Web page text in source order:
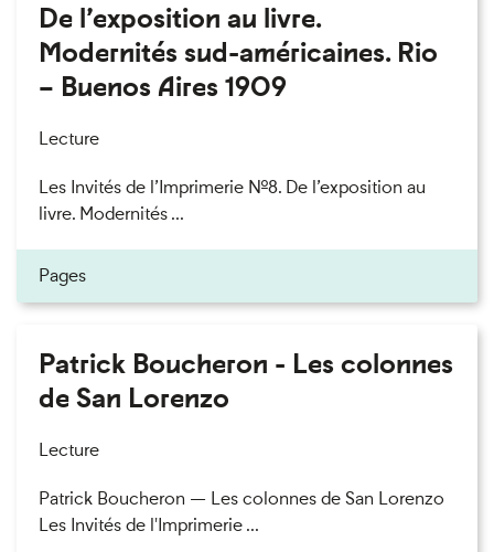
De l’exposition au livre.
Modernités sud-américaines. Rio
– Buenos Aires 1909
Lecture
Les Invités de l’Imprimerie n°8. De l’exposition au
livre. Modernités ...
Pages
Patrick Boucheron - Les colonnes
de San Lorenzo
Lecture
Patrick Boucheron — Les colonnes de San Lorenzo
Les Invités de l'Imprimerie ...